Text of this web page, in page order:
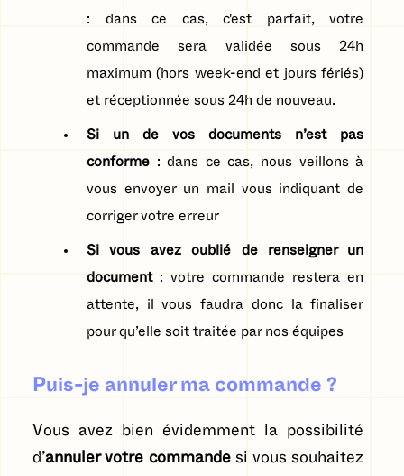
: dans ce cas, c'est parfait, votre
commande sera validée sous 24h
maximum (hors week-end et jours fériés)
et réceptionnée sous 24h de nouveau.
Si un de vos documents n’est pas
conforme : dans ce cas, nous veillons à
vous envoyer un mail vous indiquant de
corriger votre erreur
Si vous avez oublié de renseigner un
document: votre commande restera en
attente, il vous faudra donc la finaliser
pour qu’elle soit traitée par nos équipes
Puis-je annuler ma commande ?
Vous avez bien évidemment la possibilité
d’annuler votre commandesi vous souhaitez